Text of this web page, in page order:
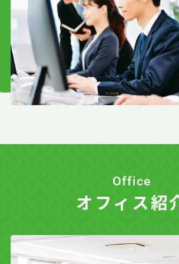
Office
オフィス紹